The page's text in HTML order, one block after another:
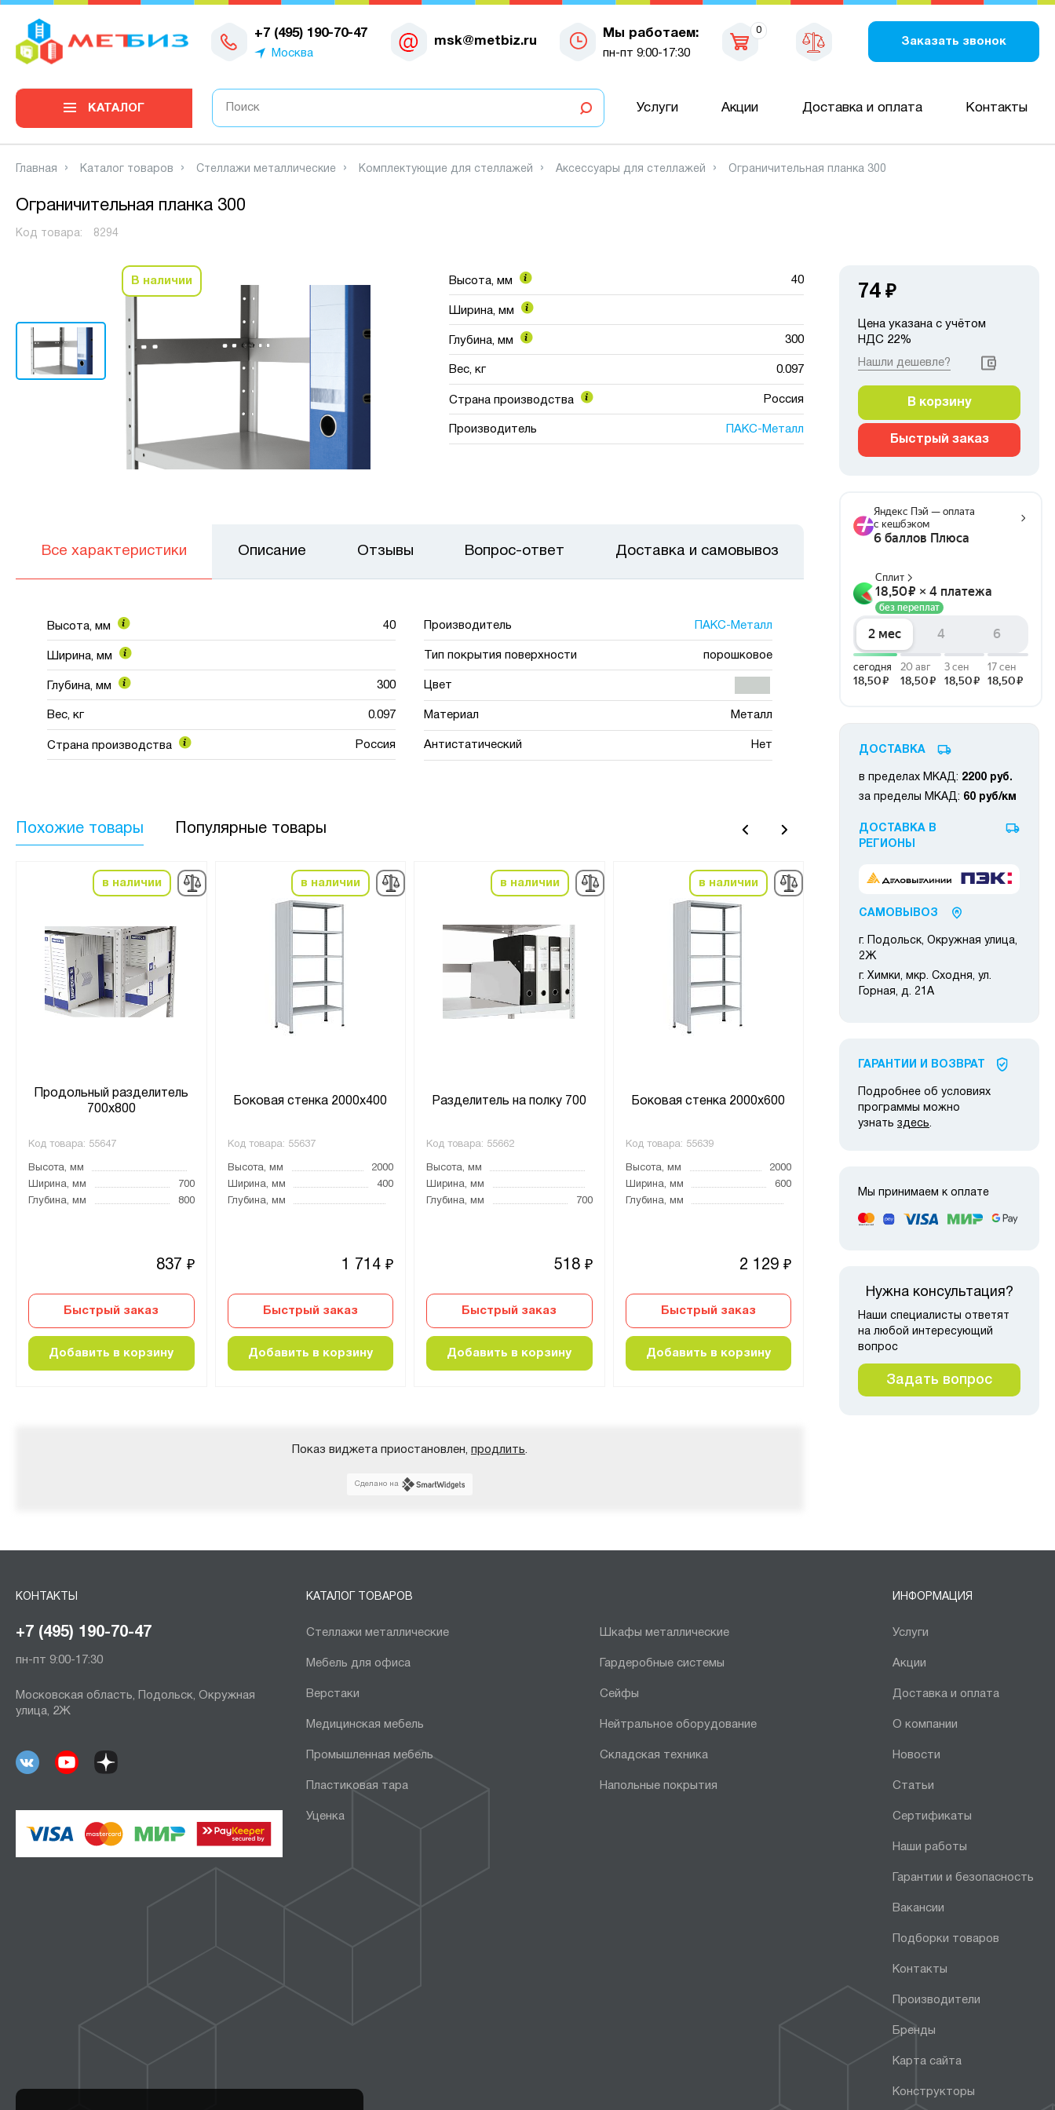
+7 (495) 190-70-47
Москва
msk@metbiz.ru
Мы работаем:
пн-пт 9:00-17:30
0
Заказать звонок
0
КАТАЛОГ Услуги Акции Доставка и оплата Контакты
Главная Каталог товаров Стеллажи металлические Комплектующие для стеллажей Аксессуары для стеллажей Ограничительная планка 300
Ограничительная планка 300
Код товара: 8294
В наличии Высота, мм 40
Ширина, мм
Глубина, мм 300
Вес, кг 0.097
Страна производства Россия
Производитель ПАКС-Металл
Все характеристики
Высота, мм 40
Ширина, мм
Глубина, мм 300
Вес, кг 0.097
Страна производства Россия
Производитель ПАКС-Металл
Тип покрытия поверхности порошковое
Цвет
Материал Металл
Антистатический Нет
Описание Отзывы Вопрос-ответ Доставка и самовывоз
Похожие товары Популярные товары
в наличии
Продольный разделитель
700х800
Код товара: 55647
Высота, мм
Ширина, мм
700
Глубина, мм
800
837 ₽
Быстрый заказ
Добавить в корзину
в наличии
Боковая стенка 2000х400
Код товара: 55637
Высота, мм
2000
Ширина, мм
400
Глубина, мм
1 714 ₽
Быстрый заказ
Добавить в корзину
в наличии
Разделитель на полку 700
Код товара: 55662
Высота, мм
Ширина, мм
Глубина, мм
700
518 ₽
Быстрый заказ
Добавить в корзину
в наличии
Боковая стенка 2000х600
Код товара: 55639
Высота, мм
2000
Ширина, мм
600
Глубина, мм
2 129 ₽
Быстрый заказ
Добавить в корзину
в наличии
СТ-031 Разделитель полок
500/200
Быстрый заказ
Добавить в корзину
Показ виджета приостановлен, продлить.
Сделано на
74 ₽
Цена указана с учётом
НДС 22%
Нашли дешевле?
В корзину
Быстрый заказ
ДОСТАВКА
в пределах МКАД: 2200 руб.
за пределы МКАД: 60 руб/км
ДОСТАВКА В
РЕГИОНЫ
САМОВЫВОЗ
г. Подольск, Окружная улица,
2Ж
г. Химки, мкр. Сходня, ул.
Горная, д. 21А
ГАРАНТИИ И ВОЗВРАТ
Подробнее об условиях
программы можно
узнать здесь.
Мы принимаем к оплате
Нужна консультация?
Наши специалисты ответят
на любой интересующий
вопрос
Задать вопрос
КОНТАКТЫ
+7 (495) 190-70-47
пн-пт 9:00-17:30
Московская область, Подольск, Окружная
улица, 2Ж
КАТАЛОГ ТОВАРОВ
Стеллажи металлические Шкафы металлические
Мебель для офиса Гардеробные системы
Верстаки Сейфы
Медицинская мебель Нейтральное оборудование
Промышленная мебель Складская техника
Пластиковая тара Напольные покрытия
Уценка
ИНФОРМАЦИЯ
Услуги
Акции
Доставка и оплата
О компании
Новости
Статьи
Сертификаты
Наши работы
Гарантии и безопасность
Вакансии
Подборки товаров
Контакты
Производители
Бренды
Карта сайта
Конструкторы